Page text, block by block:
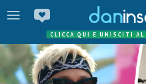
CLICCA QUI E UNISCITI AL